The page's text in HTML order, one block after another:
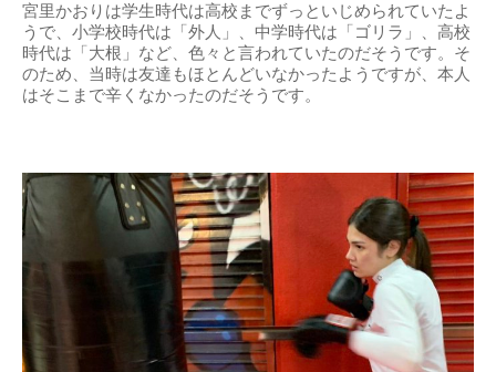
宮里かおりは学生時代は高校までずっといじめられていたよ
うで、小学校時代は「外人」、中学時代は「ゴリラ」、高校
時代は「大根」など、色々と言われていたのだそうです。そ
のため、当時は友達もほとんどいなかったようですが、本人
はそこまで辛くなかったのだそうです。